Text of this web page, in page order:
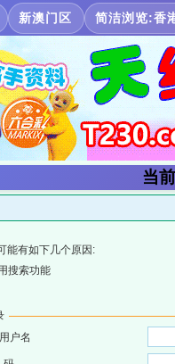
新澳门区 简洁浏览:香
当
能有如下几个原因:
搜索功能
用户名